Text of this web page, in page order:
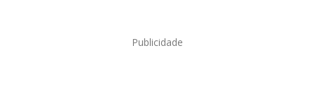
Publicidade